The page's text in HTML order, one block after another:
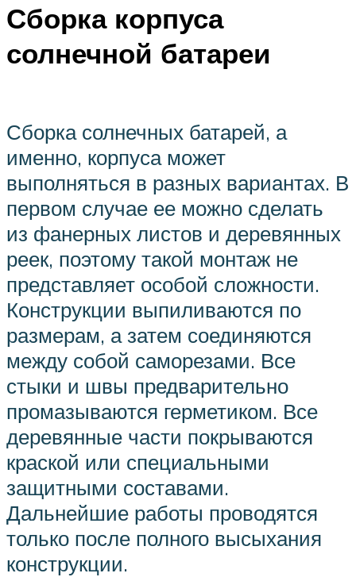
Сборка корпуса
солнечной батареи
Сборка солнечных батарей, а
именно, корпуса может
выполняться в разных вариантах. В
первом случае ее можно сделать
из фанерных листов и деревянных
реек, поэтому такой монтаж не
представляет особой сложности.
Конструкции выпиливаются по
размерам, а затем соединяются
между собой саморезами. Все
стыки и швы предварительно
промазываются герметиком. Все
деревянные части покрываются
краской или специальными
защитными составами.
Дальнейшие работы проводятся
только после полного высыхания
конструкции.